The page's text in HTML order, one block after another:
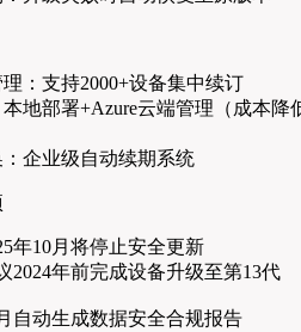
：支持2000+设备集中续订
地部署+Azure云端管理（成本降
企业级自动续期系统
年10月将停止安全更新
2024年前完成设备升级至第13代
自动生成数据安全合规报告